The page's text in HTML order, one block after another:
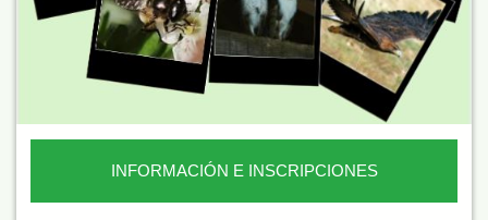
INFORMACIÓN E INSCRIPCIONES